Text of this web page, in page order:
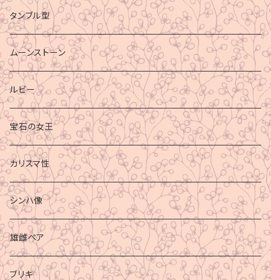
タンブル型
ムーンストーン
ルビー
宝石の女王
カリスマ性
シンハ像
雄雌ペア
ブリキ